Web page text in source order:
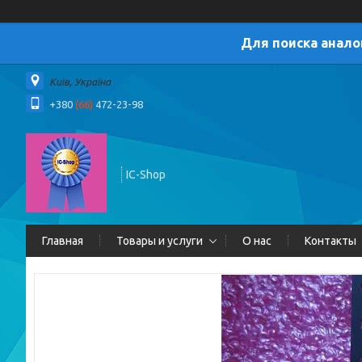
Для поиска
Київ, Україна
+380 (66) 472-23-98
IC-Shop
Главная Товары и услуги О нас Контакты